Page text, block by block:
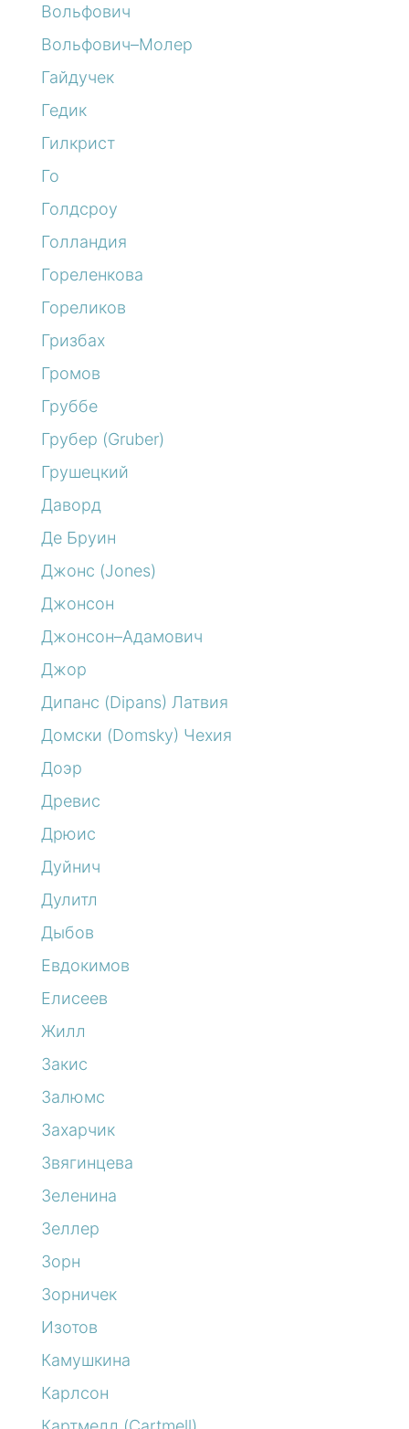
Вольфович
Вольфович–Молер
Гайдучек
Гедик
Гилкрист
Го
Голдсроу
Голландия
Гореленкова
Гореликов
Гризбах
Громов
Груббе
Грубер (Gruber)
Грушецкий
Даворд
Де Бруин
Джонс (Jones)
Джонсон
Джонсон–Адамович
Джор
Дипанс (Dipans) Латвия
Домски (Domsky) Чехия
Доэр
Древис
Дрюис
Дуйнич
Дулитл
Дыбов
Евдокимов
Елисеев
Жилл
Закис
Залюмс
Захарчик
Звягинцева
Зеленина
Зеллер
Зорн
Зорничек
Изотов
Камушкина
Карлсон